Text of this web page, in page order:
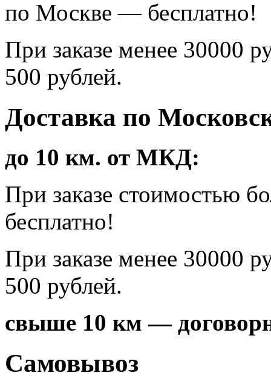
по Москве — бесплатно!
При заказе менее 30000
500 рублей.
Доставка по
до 10 км. от МКД:
При заказе стоимостью
бесплатно!
При заказе менее 30000
500 рублей.
свыше 10 км —
Самовывоз